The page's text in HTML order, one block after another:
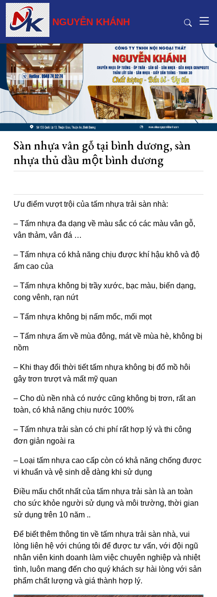
NGUYỄN KHÁNH
Sàn nhựa vân gỗ tại bình dương, sàn
nhựa thủ dầu một bình dương
Ưu điểm vượt trội của tấm nhựa trải sàn nhà:
– Tấm nhựa đa dạng về màu sắc có các màu vân gỗ,
vân thảm, vân đá …
– Tấm nhựa có khả năng chịu được khí hậu khô và độ
ẩm cao của
– Tấm nhựa không bị trầy xước, bạc màu, biến dạng,
cong vênh, rạn nứt
– Tấm nhựa không bị nấm mốc, mối mọt
– Tấm nhựa ấm về mùa đông, mát về mùa hè, không bị
nồm
– Khi thay đổi thời tiết tấm nhựa không bị đổ mồ hôi
gây trơn trượt và mất mỹ quan
– Cho dù nền nhà có nước cũng không bị trơn, rất an
toàn, có khả năng chịu nước 100%
– Tấm nhựa trải sàn có chi phí rất hợp lý và thi công
đơn giản ngoài ra
– Loại tấm nhựa cao cấp còn có khả năng chống được
vi khuẩn và vệ sinh dễ dàng khi sử dụng
Điều mấu chốt nhất của tấm nhựa trải sàn là an toàn
cho sức khỏe người sử dụng và môi trường, thời gian
sử dụng trên 10 năm ..
Để biết thêm thông tin về tấm nhựa trải sàn nhà, vui
lòng liên hệ với chúng tôi để được tư vấn, với đội ngũ
nhân viên kinh doanh làm việc chuyên nghiệp và nhiệt
tình, luôn mang đến cho quý khách sự hài lòng với sản
phẩm chất lượng và giá thành hợp lý.